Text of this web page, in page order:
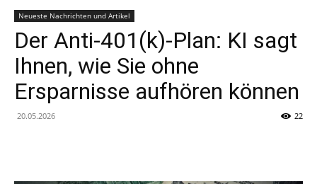
Neueste Nachrichten und Artikel
Der Anti-401(k)-Plan: KI sagt
Ihnen, wie Sie ohne
Ersparnisse aufhören können
20.05.2026 22